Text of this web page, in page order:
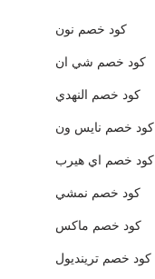
كود خصم نون
كود خصم شي ان
كود خصم النهدي
كود خصم نايس ون
كود خصم اي هيرب
كود خصم نمشي
كود خصم ماكس
كود خصم ترينديول